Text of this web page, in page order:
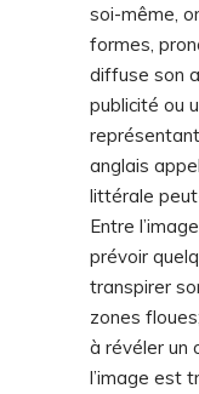
soi-même,
formes,
diffuse son
publicité ou
anglais
littérale
Entre
prévoir
transpirer
zones
à révéler un
l’image est